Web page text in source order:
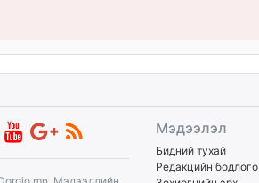
Мэдээлэл
Бидний тухай
Редакцийн бодлого